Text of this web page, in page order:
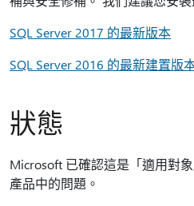
SQL Server 2017 的最新版本
SQL Server 2016 的最新建置版
狀態
Microsoft 已確認這是「適用對
產品中的問題。